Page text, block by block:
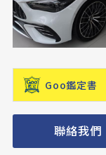
Goo鑑定書
聯絡我們